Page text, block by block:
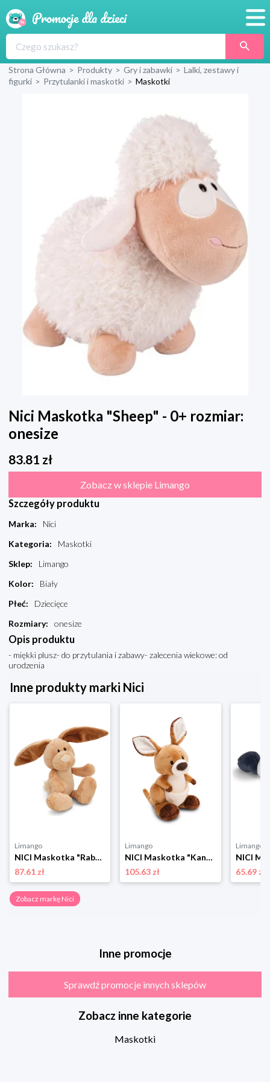
Produkty
Blog
Wyprawka
Strona Główna > Produkty > Gry i zabawki > Lalki, zestawy i
figurki > Przytulanki i maskotki > Maskotki
Nici Maskotka "Sheep" - 0+ rozmiar:
onesize
83.81 zł
Zobacz w sklepie Limango
Szczegóły produktu
Marka:
Nici
Kategoria:
Maskotki
Sklep:
Limango
Kolor:
Biały
Płeć:
Dziecięce
Rozmiary: onesize
Opis produktu
- miękki plusz- do przytulania i zabawy- zalecenia wiekowe: od
urodzenia
Inne produkty marki Nici
Limango
NICI Maskotka "Rabbit Ralf" - 0+ rozmiar: onesize
87.61 zł
Limango
NICI Maskotka "Kangaroo Kelly" - 0+ rozmiar: onesize
105.63 zł
Limango
65.69 zł
Zobacz markę Nici
Inne promocje
Sprawdź promocje innych sklepów
Zobacz inne kategorie
Maskotki